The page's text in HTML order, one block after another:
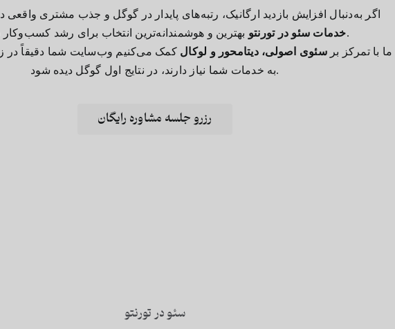
اگر به‌دنبال افزایش بازدید ارگانیک، رتبه‌های پایدار در گوگل و جذب مشتری واقعی
خدمات سئو در تورنتوبهترین و هوشمندانه‌ترین انتخاب برای رشد کسب‌وکار شماست.
ما با تمرکز برسئوی اصولی، دیتامحور و لوکال کمک می‌کنیم وب‌سایت شما دقیقاً در
به خدمات شما نیاز دارند، در نتایج اول گوگل دیده شود.
رزرو جلسه مشاوره رایگان
سئو در تورنتو